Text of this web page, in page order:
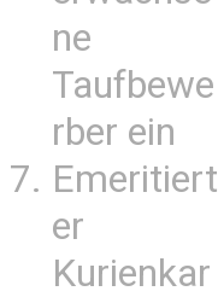
ne
Taufbewe
rber ein
Emeritiert
er
Kurienkar